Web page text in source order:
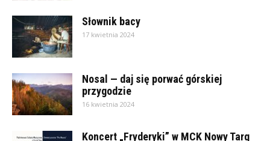
Słownik bacy
17 kwietnia 2024
Nosal — daj się porwać górskiej
przygodzie
16 kwietnia 2024
Koncert „Fryderyki” w MCK Nowy Targ